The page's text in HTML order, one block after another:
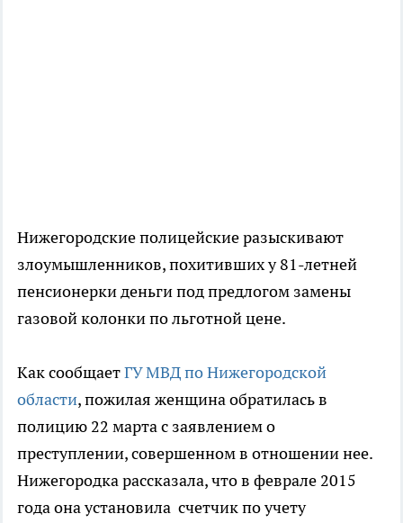
Нижегородские полицейские разыскивают
злоумышленников, похитивших у 81-летней
пенсионерки деньги под предлогом замены
газовой колонки по льготной цене.
Как сообщаетГУ МВД по Нижегородской
области, пожилая женщина обратилась в
полицию 22 марта с заявлением о
преступлении, совершенном в отношении нее.
Нижегородка рассказала, что в феврале 2015
года она установила счетчик по учету